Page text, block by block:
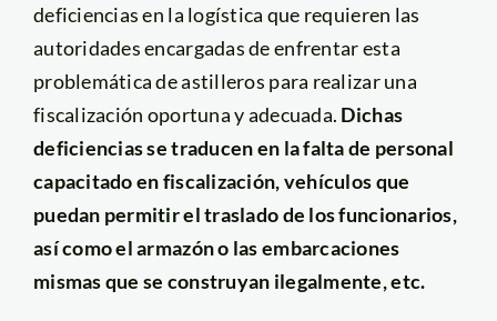
deficiencias en la logística que requieren las
autoridades encargadas de enfrentar esta
problemática de astilleros para realizar una
fiscalización oportuna y adecuada. Dichas
deficiencias se traducen en la falta de personal
capacitado en fiscalización, vehículos que
puedan permitir el traslado de los funcionarios,
así como el armazón o las embarcaciones
mismas que se construyan ilegalmente, etc.